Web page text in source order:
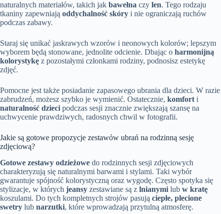
naturalnych materiałów, takich jak bawełna czy len. Tego rodzaju
tkaniny zapewniają oddychalność skóry i nie ograniczają ruchów
podczas zabawy.
Staraj się unikać jaskrawych wzorów i neonowych kolorów; lepszym
wyborem będą stonowane, jednolite odcienie. Dbając o harmonijną
kolorystykę z pozostałymi członkami rodziny, podnosisz estetykę
zdjęć.
Pomocne jest także posiadanie zapasowego ubrania dla dzieci. W razie
zabrudzeń, możesz szybko je wymienić. Ostatecznie, komfort i
naturalność dzieci podczas sesji znacznie zwiększają szansę na
uchwycenie prawdziwych, radosnych chwil w fotografii.
Jakie są gotowe propozycje zestawów ubrań na rodzinną sesję
zdjęciową?
Gotowe zestawy odzieżowe do rodzinnych sesji zdjęciowych
charakteryzują się naturalnymi barwami i stylami. Taki wybór
gwarantuje spójność kolorystyczną oraz wygodę. Często spotyka się
stylizacje, w których jeansy zestawiane są z lnianymi lub w kratę
koszulami. Do tych kompletnych strojów pasują ciepłe, plecione
swetry lub narzutki, które wprowadzają przytulną atmosferę.